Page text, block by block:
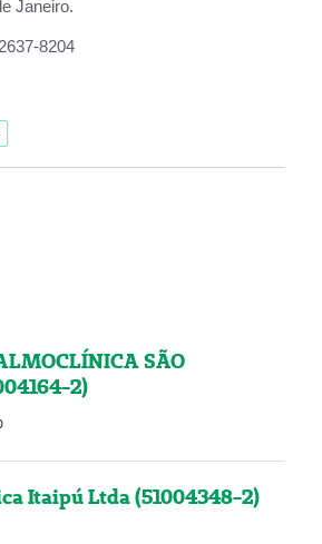
Janeiro.
8204
SÃO
2)
Itaipú Ltda (51004348-2)